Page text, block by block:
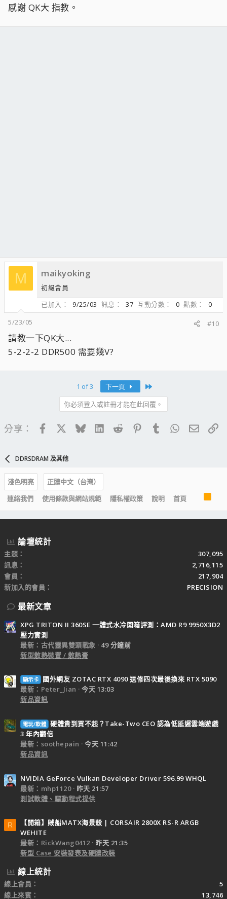
感謝 QK大 指教。
M maikyoking
初級會員
已加入
9/25/03 訊息 37 互動分數 0 點數
0
5/23/05
#10
請教一下QK大...
5-2-2-2 DDR500 需要幾V?
1 of 3 下一頁
你必須登入或註冊才能在此回覆。
分享： FacebookBlueskyLinkedIn
Reddit PinterestTumblrWhatsApp
電子
DDRSDRAM 及其他
淺色明亮
正體中文（台灣）
連絡我們
使用條款與網站規範 隱私權政策 說明 首頁
S
論壇統計
主題
307,095
訊息
2,716,115
會員
217,904
新加入的會員
PRECISION
最新文章
XPG TRITON II 360SE 一體式水冷開箱評測：AMD R9 9950X3D2
壓力實測
最新：古代靈異雙頭戰象
49 分鐘前
新型散熱裝置 / 散熱膏
顯示卡
國外網友 ZOTAC RTX 4090 送修四次最後換來 RTX 5090
最新：Peter_Jian
今天 13:03
新品資訊
電玩/軟體 硬體貴到買不起？Take-Two CEO 認為低延遲雲端遊戲
3 年內翻倍
最新：soothepain
今天 11:42
新品資訊
NVIDIA GeForce Vulkan Developer Driver 596.99 WHQL
最新：mhp1120
昨天 21:57
測試軟體、驅動程式提供
R
【開箱】賊船MATX海景殼 | CORSAIR 2800X RS-R ARGB
WEHITE
最新：RickWang0412
昨天 21:35
新型 Case 安裝發表及硬體改裝
線上統計
線上會員
5
線上來賓
13,746